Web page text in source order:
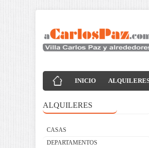
INICIO
ALQUILERES
CASAS
DEPARTAMENTOS